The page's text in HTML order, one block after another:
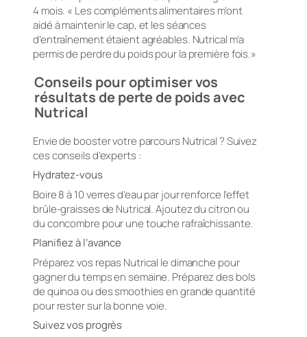
4 mois. « Les compléments alimentaires m’ont
aidé à maintenir le cap, et les séances
d’entraînement étaient agréables. Nutrical m’a
permis de perdre du poids pour la première fois.»
Conseils pour optimiser vos
résultats de perte de poids avec
Nutrical
Envie de booster votre parcours Nutrical ? Suivez
ces conseils d’experts :
Hydratez-vous
Boire 8 à 10 verres d’eau par jour renforce l’effet
brûle-graisses de Nutrical. Ajoutez du citron ou
du concombre pour une touche rafraîchissante.
Planifiez à l’avance
Préparez vos repas Nutrical le dimanche pour
gagner du temps en semaine. Préparez des bols
de quinoa ou des smoothies en grande quantité
pour rester sur la bonne voie.
Suivez vos progrès